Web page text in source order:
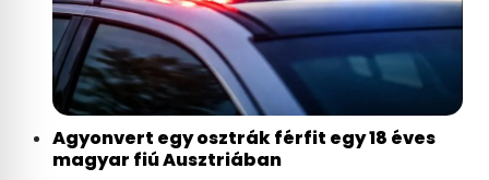
Agyonvert egy osztrák férfit egy 18 éves
magyar fiú Ausztriában